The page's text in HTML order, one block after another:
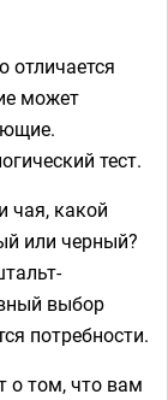
отличается
может
тест.
чая, какой
или черный?
выбор
потребности.
о том, что вам